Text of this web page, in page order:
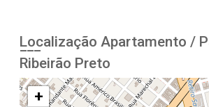
Localização Apartamento /
Ribeirão Preto
+